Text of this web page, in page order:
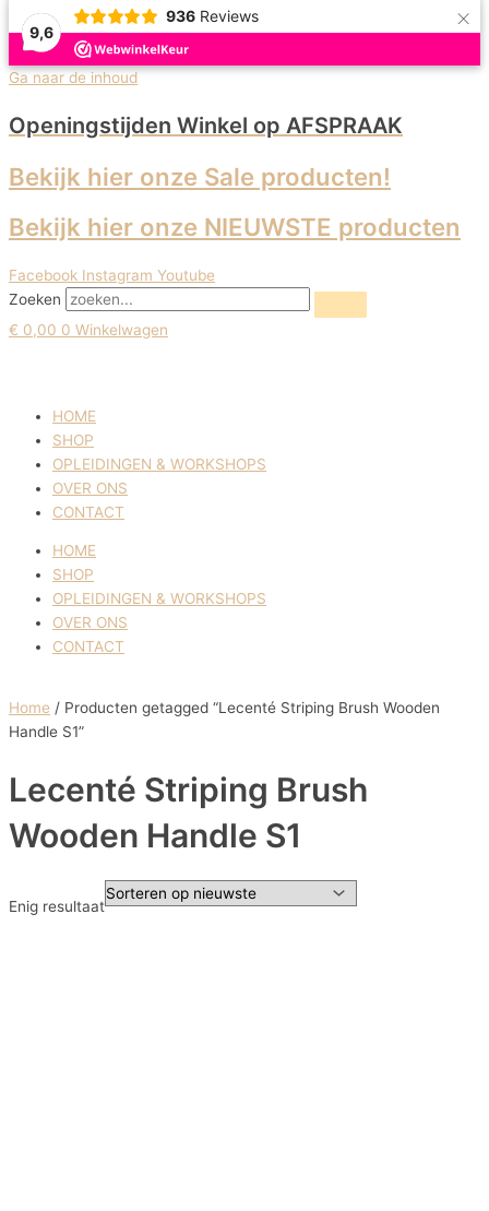
9,6
936 Reviews ×
Ga naar de inhoud
Openingstijden Winkel op AFSPRAAK
Bekijk hier onze Sale producten!
Bekijk hier onze NIEUWSTE producten
Facebook Instagram Youtube
Zoeken
€ 0,00 0 Winkelwagen
HOME
SHOP
OPLEIDINGEN & WORKSHOPS
OVER ONS
CONTACT
HOME
SHOP
OPLEIDINGEN & WORKSHOPS
OVER ONS
CONTACT
Home / Producten getagged “Lecenté Striping Brush Wooden
Handle S1”
Lecenté Striping Brush
Wooden Handle S1
Enig resultaat